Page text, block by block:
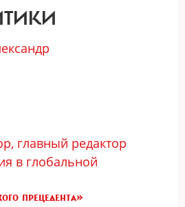
главный редактор
в глобальной
прецедента»